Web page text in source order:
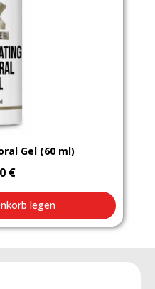
Gel (60 ml)
€
legen